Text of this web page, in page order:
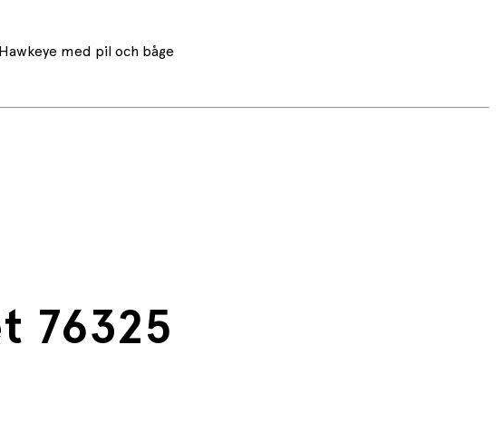
med pil och båge
76325